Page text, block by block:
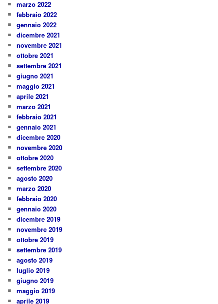
marzo 2022
febbraio 2022
gennaio 2022
dicembre 2021
novembre 2021
ottobre 2021
settembre 2021
giugno 2021
maggio 2021
aprile 2021
marzo 2021
febbraio 2021
gennaio 2021
dicembre 2020
novembre 2020
ottobre 2020
settembre 2020
agosto 2020
marzo 2020
febbraio 2020
gennaio 2020
dicembre 2019
novembre 2019
ottobre 2019
settembre 2019
agosto 2019
luglio 2019
giugno 2019
maggio 2019
aprile 2019